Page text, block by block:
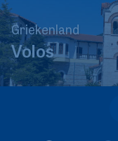
Griekenland
Volos